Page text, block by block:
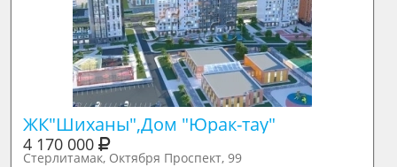
ЖК"Шиханы",Дом "Юрак-тау"
4 170 000
Стерлитамак, Октября Проспект, 99